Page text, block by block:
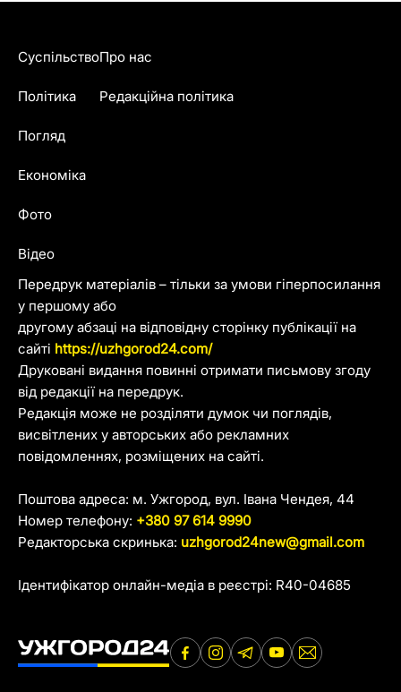
Передрук матеріалів – тільки за умови гіперпосилання
у першому або
другому абзаці на відповідну сторінку публікації на
сайті https://uzhgorod24.com/
Друковані видання повинні отримати письмову згоду
від редакції на передрук.
Редакція може не розділяти думок чи поглядів,
висвітлених у авторських або рекламних
повідомленнях, розміщених на сайті.
Поштова адреса: м. Ужгород, вул. Івана Чендея, 44
Номер телефону: +380 97 614 9990
Редакторська скринька: uzhgorod24new@gmail.com
Ідентифікатор онлайн-медіа в реєстрі: R40-04685
Суспільство
Політика
Погляд
Економіка
Фото
Відео
Про нас
Редакційна політика